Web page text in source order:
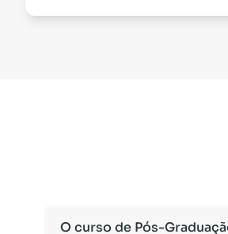
O curso de Pós-